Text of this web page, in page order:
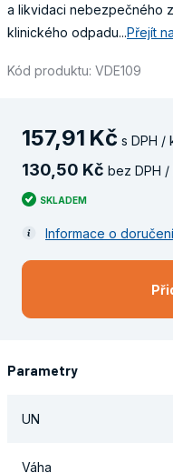
a likvidaci nebezpečného
klinického odpadu...Přejít
Kód produktu: VDE109
157,91 Kč s DPH /
130 50 Kč bez DPH /
SKLADEM
Informace o doručení
Parametry
UN
Váha